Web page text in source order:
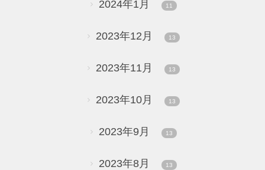
2024年1月 11
2023年12月 13
2023年11月 13
2023年10月 13
2023年9月 13
2023年8月 13